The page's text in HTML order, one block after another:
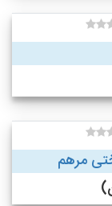
مرهم